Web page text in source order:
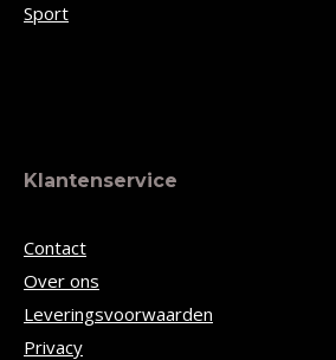
Sport
Klantenservice
Contact
Over ons
Leveringsvoorwaarden
Privacy